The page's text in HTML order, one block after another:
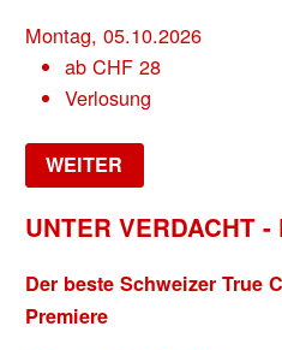
Montag, 05.10.2026
ab CHF28
Verlosung
WEITER
UNTER VERDACHT -
Der beste Schweizer True
Premiere